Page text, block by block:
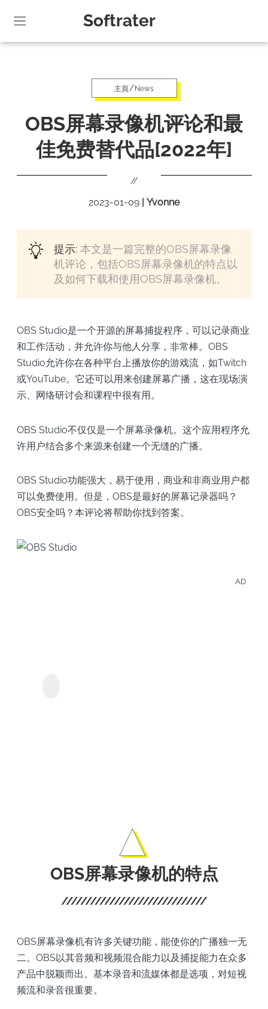
Softrater
主頁/News
OBS屏幕录像机评论和最
佳免费替代品[2022年]
//
2023-01-09 | Yvonne
提示:本文是一篇完整的OBS屏幕录像
机评论，包括OBS屏幕录像机的特点以
及如何下载和使用OBS屏幕录像机。
OBS Studio是一个开源的屏幕捕捉程序，可以记录商业
和工作活动，并允许你与他人分享，非常棒。OBS
Studio允许你在各种平台上播放你的游戏流，如Twitch
或YouTube。它还可以用来创建屏幕广播，这在现场演
示、网络研讨会和课程中很有用。
OBS Studio不仅仅是一个屏幕录像机。这个应用程序允
许用户结合多个来源来创建一个无缝的广播。
OBS Studio功能强大，易于使用，商业和非商业用户都
可以免费使用。但是，OBS是最好的屏幕记录器吗？
OBS安全吗？本评论将帮助你找到答案。
AD
OBS屏幕录像机的特点
OBS屏幕录像机有许多关键功能，能使你的广播独一无
二。OBS以其音频和视频混合能力以及捕捉能力在众多
产品中脱颖而出。基本录音和流媒体都是选项，对短视
频流和录音很重要。